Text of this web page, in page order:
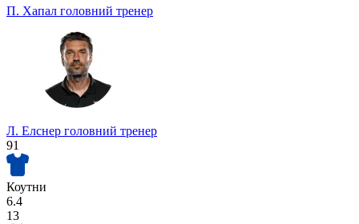
П. Хапал головний тренер
Л. Елснер головний тренер
91
Коутни
6.4
13